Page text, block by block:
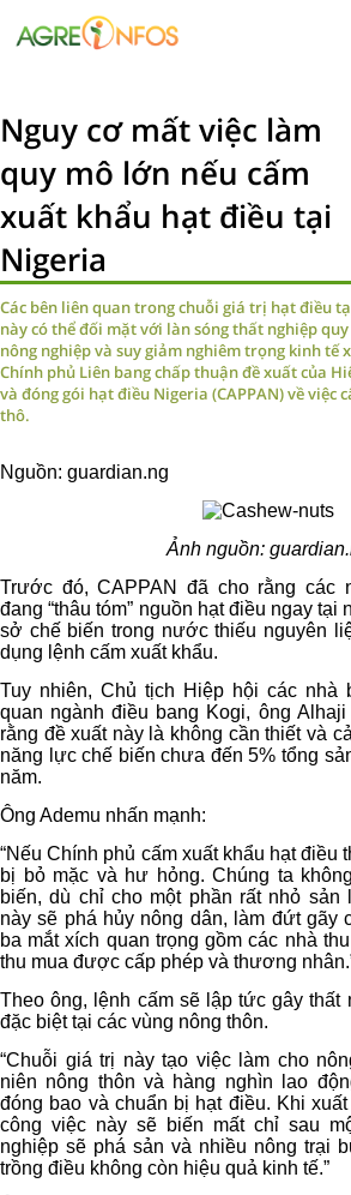
Nguy cơ mất việc làm
quy mô lớn nếu cấm
xuất khẩu hạt điều tại
Nigeria
Các bên liên quan trong chuỗi giá trị hạt điều
này có thể đối mặt với làn sóng thất nghiệp
nông nghiệp và suy giảm nghiêm trọng kinh tế
Chính phủ Liên bang chấp thuận đề xuất của
và đóng gói hạt điều Nigeria (CAPPAN) về việc
thô.
Nguồn: guardian.ng
Ảnh nguồn:
Trước đó, CAPPAN đã cho rằng các
đang “thâu tóm” nguồn hạt điều ngay tại
sở chế biến trong nước thiếu nguyên
dụng lệnh cấm xuất khẩu.
Tuy nhiên, Chủ tịch Hiệp hội các nhà
quan ngành điều bang Kogi, ông Alhaji
rằng đề xuất này là không cần thiết và
năng lực chế biến chưa đến 5% tổng
năm.
Ông Ademu nhấn mạnh:
“Nếu Chính phủ cấm xuất khẩu hạt điều
bị bỏ mặc và hư hỏng. Chúng ta
biến, dù chỉ cho một phần rất nhỏ
này sẽ phá hủy nông dân, làm đứt gãy
ba mắt xích quan trọng gồm các nhà
thu mua được cấp phép và thương
Theo ông, lệnh cấm sẽ lập tức gây thất
đặc biệt tại các vùng nông thôn.
“Chuỗi giá trị này tạo việc làm cho
niên nông thôn và hàng nghìn lao
đóng bao và chuẩn bị hạt điều. Khi
công việc này sẽ biến mất chỉ sau
nghiệp sẽ phá sản và nhiều nông trại
trồng điều không còn hiệu quả kinh tế.”